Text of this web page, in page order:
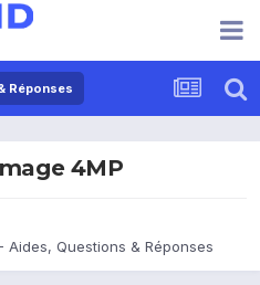
Réponses
4MP
Aides, Questions & Réponses